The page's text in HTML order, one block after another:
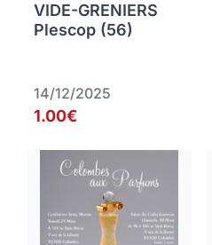
VIDE-GRENIERS
Plescop (56)
14/12/2025
1.00€